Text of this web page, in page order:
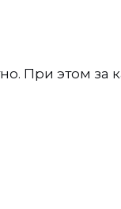
При этом за